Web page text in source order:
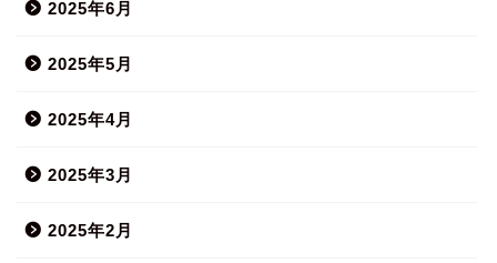
2025年6月
2025年5月
2025年4月
2025年3月
2025年2月